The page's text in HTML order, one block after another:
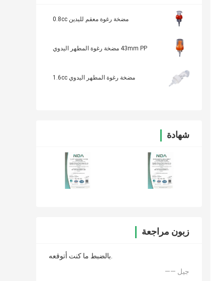
مضخة رغوة معقم لليدين 0.8cc
43mm PP مضخة رغوة المطهر اليدوي
مضخة رغوة المطهر اليدوي 1.6cc
شهادة
زبون مراجعة
بالضبط ما كنت أتوقعه.
—— جيل